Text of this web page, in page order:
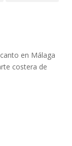
en Málaga
costera de